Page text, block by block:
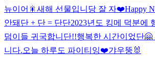
뉴이어🎇 새해 선물입니당 잘 자❤️Happy
안돼 단 + 단 = 단단2023년도 킹메 덕분에
덤이들 귀국합니단!!행복한 시간이었단🤗
니다.오늘 하루도 파이티잉❤️갸우뚱🐰